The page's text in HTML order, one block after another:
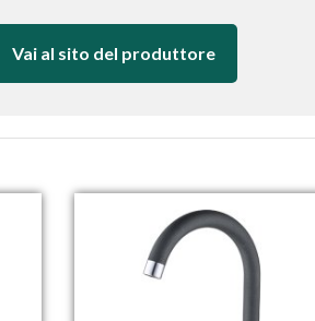
Vai al sito del produttore